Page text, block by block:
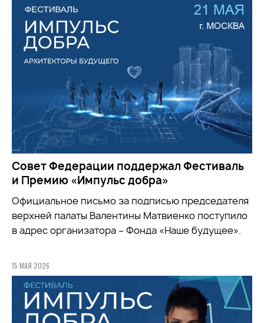
Совет Федерации поддержал Фестиваль
и Премию «Импульс добра»
Официальное письмо за подписью председателя
верхней палаты Валентины Матвиенко поступило
в адрес организатора – Фонда «Наше будущее».
15 МАЯ 2026